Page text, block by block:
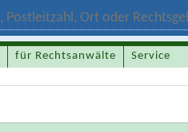
für Rechtsanwälte Service